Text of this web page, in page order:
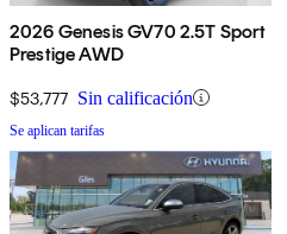
2026 Genesis GV70 2.5T Sport
Prestige AWD
$53,777 Sin calificación
Se aplican tarifas